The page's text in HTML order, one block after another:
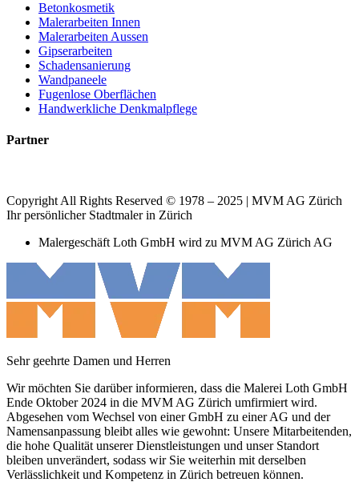
Betonkosmetik
Malerarbeiten Innen
Malerarbeiten Aussen
Gipserarbeiten
Schadensanierung
Wandpaneele
Fugenlose Oberflächen
Handwerkliche Denkmalpflege
Partner
Copyright All Rights Reserved © 1978 – 2025 | MVM AG Zürich
Ihr persönlicher Stadtmaler in Zürich
Malergeschäft Loth GmbH wird zu MVM AG Zürich AG
Sehr geehrte Damen und Herren
Wir möchten Sie darüber informieren, dass die Malerei Loth GmbH
Ende Oktober 2024 in die MVM AG Zürich umfirmiert wird.
Abgesehen vom Wechsel von einer GmbH zu einer AG und der
Namensanpassung bleibt alles wie gewohnt: Unsere Mitarbeitenden,
die hohe Qualität unserer Dienstleistungen und unser Standort
bleiben unverändert, sodass wir Sie weiterhin mit derselben
Verlässlichkeit und Kompetenz in Zürich betreuen können.